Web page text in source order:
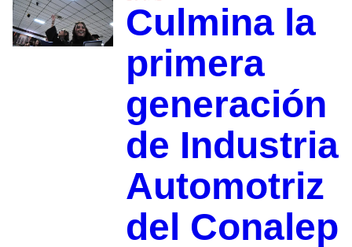
Culmina la
primera
generación
de Industria
Automotriz
del Conalep